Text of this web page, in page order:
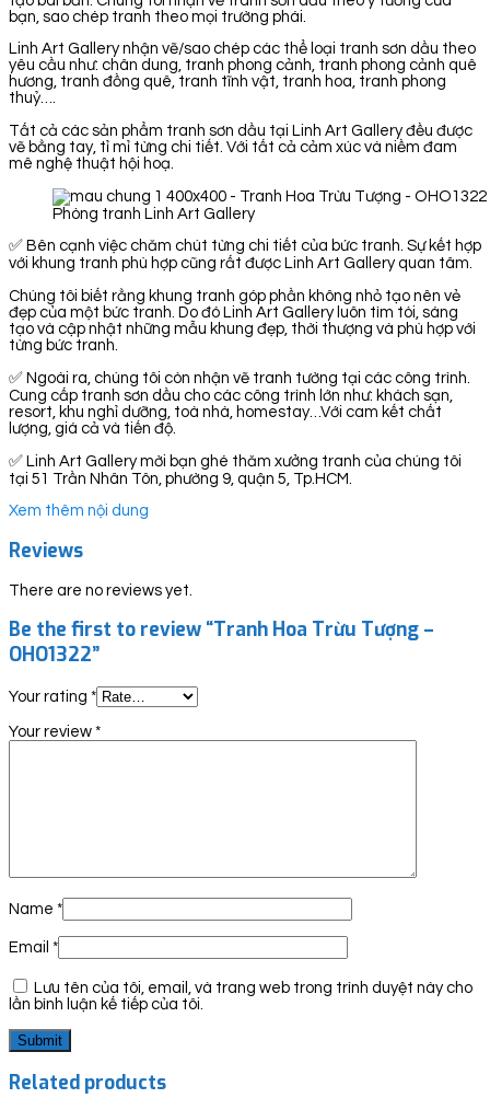
bạn, sao chép tranh theo mọi trường phái.
Linh Art Gallery nhận vẽ/sao chép các thể loại tranh sơn dầu theo
yêu cầu như: chân dung, tranh phong cảnh, tranh phong cảnh quê
hương, tranh đồng quê, tranh tĩnh vật, tranh hoa, tranh phong
thuỷ….
Tất cả các sản phẩm tranh sơn dầu tại Linh Art Gallery đều được
vẽ bằng tay, tỉ mỉ từng chi tiết. Với tất cả cảm xúc và niềm đam
mê nghệ thuật hội hoạ.
Phòng tranh Linh Art Gallery
✅ Bên cạnh việc chăm chút từng chi tiết của bức tranh. Sự kết hợp
với khung tranh phù hợp cũng rất được Linh Art Gallery quan tâm.
Chúng tôi biết rằng khung tranh góp phần không nhỏ tạo nên vẻ
đẹp của một bức tranh. Do đó Linh Art Gallery luôn tìm tòi, sáng
tạo và cập nhật những mẫu khung đẹp, thời thượng và phù hợp với
từng bức tranh.
✅ Ngoài ra, chúng tôi còn nhận vẽ tranh tường tại các công trình.
Cung cấp tranh sơn dầu cho các công trình lớn như: khách sạn,
resort, khu nghỉ dưỡng, toà nhà, homestay…Với cam kết chất
lượng, giá cả và tiến độ.
✅ Linh Art Gallery mời bạn ghé thăm xưởng tranh của chúng tôi
tại 51 Trần Nhân Tôn, phường 9, quận 5, Tp.HCM.
Xem thêm nội dung
Reviews
There are no reviews yet.
Be the first to review “Tranh Hoa Trừu Tượng –
OHO1322”
Your rating *
Your review *
Name *
Email *
Lưu tên của tôi, email, và trang web trong trình duyệt này cho
lần bình luận kế tiếp của tôi.
Related products